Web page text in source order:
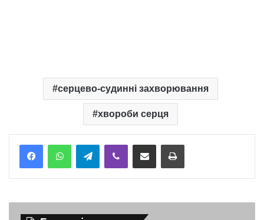
серцево-судинні захворювання
хвороби серця
TelegramViber Надіслати електронною поштоюНадрукувати